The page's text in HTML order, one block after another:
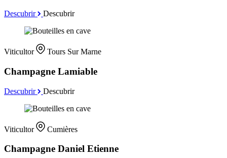
Descubrir Descubrir
Viticultor Tours Sur Marne
Champagne Lamiable
Descubrir Descubrir
Viticultor Cumières
Champagne Daniel Etienne